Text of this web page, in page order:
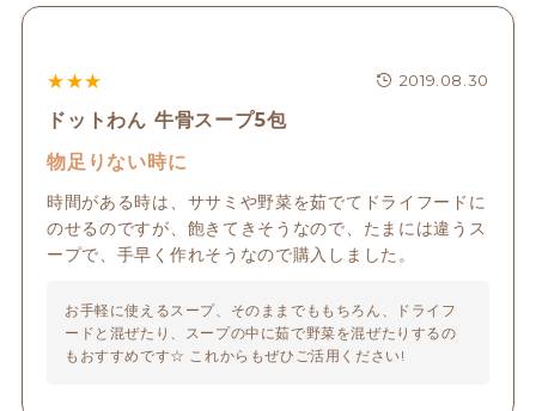
2019.08.30
ドットわん 牛骨スープ5包
★★★
物足りない時に
時間がある時は、ササミや野菜を茹でてドライフードに
のせるのですが、飽きてきそうなので、たまには違うス
ープで、手早く作れそうなので購入しました。
お手軽に使えるスープ、そのままでももちろん、ドライフ
ードと混ぜたり、スープの中に茹で野菜を混ぜたりするの
もおすすめです☆ これからもぜひご活用ください!